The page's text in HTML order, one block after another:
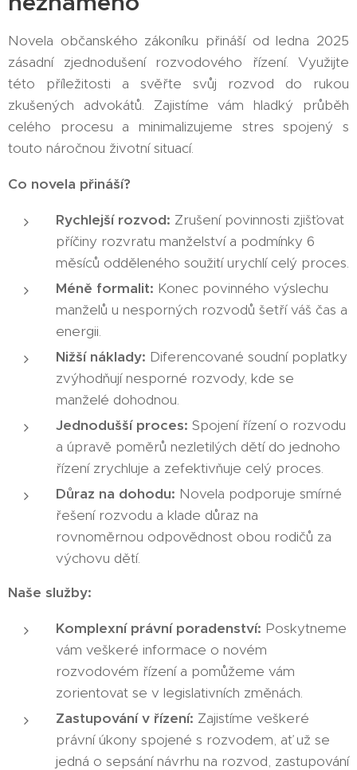
Novela občanského zákoníku přináší od ledna 2025
zásadní zjednodušení rozvodového řízení. Využijte
této příležitosti a svěřte svůj rozvod do rukou
zkušených advokátů. Zajistíme vám hladký průběh
celého procesu a minimalizujeme stres spojený s
touto náročnou životní situací.
Co novela přináší?
Rychlejší rozvod: Zrušení povinnosti zjišťovat
příčiny rozvratu manželství a podmínky 6
měsíců odděleného soužití urychlí celý proces.
Méně formalit: Konec povinného výslechu
manželů u nesporných rozvodů šetří váš čas a
energii.
Nižší náklady: Diferencované soudní poplatky
zvýhodňují nesporné rozvody, kde se
manželé dohodnou.
Jednodušší proces: Spojení řízení o rozvodu
a úpravě poměrů nezletilých dětí do jednoho
řízení zrychluje a zefektivňuje celý proces.
Důraz na dohodu: Novela podporuje smírné
řešení rozvodu a klade důraz na
rovnoměrnou odpovědnost obou rodičů za
výchovu dětí.
Naše služby:
Komplexní právní poradenství: Poskytneme
vám veškeré informace o novém
rozvodovém řízení a pomůžeme vám
zorientovat se v legislativních změnách.
Zastupování v řízení: Zajistíme veškeré
právní úkony spojené s rozvodem, ať už se
jedná o sepsání návrhu na rozvod, zastupování